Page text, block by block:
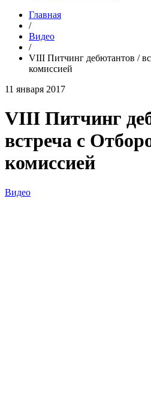
Главная
/
Видео
/
VIII Питчинг дебютантов /
комиссией
11 января 2017
VIII Питчинг
встреча с
комиссией
Видео